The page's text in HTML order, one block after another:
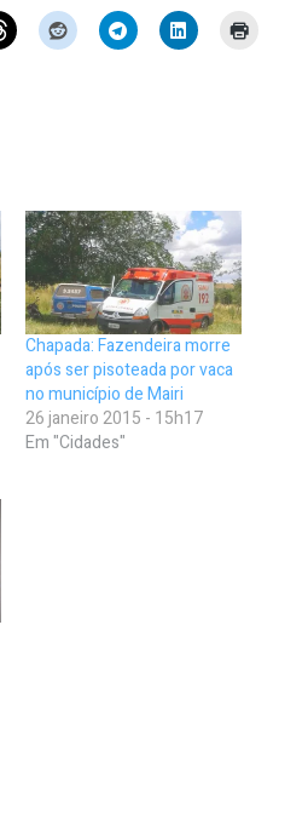
Chapada: Fazendeira morre
após ser pisoteada por vaca
no município de Mairi
26 janeiro 2015 - 15h17
Em "Cidades"